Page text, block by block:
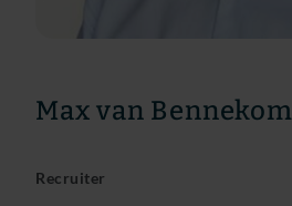
Max van Bennekom
Recruiter